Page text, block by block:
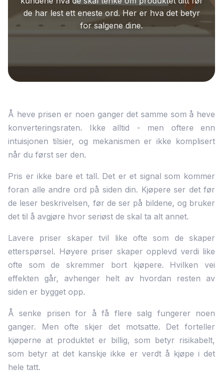
de har lest ett eneste ord. Her er hva det betyr
for salgene dine.
Å heve prisen er noen ganger det samme som å heve
konverteringsraten. Ikke alltid - men oftere enn
intuisjonen tilsier, og mekanismen er ikke komplisert
når du først ser den.
Pris er ikke bare et tall. Det er et signal som kommer
foran alle andre ord på siden din. Kjøpere ser det før
de leser beskrivelsen, før de ser på bildene, og bruker
det til å avgjøre hvor seriøst de skal ta alt annet.
Lavere priser skaper tvil like ofte som de skaper
etterspørsel. Høyere priser skaper opplevd verdi like
ofte som de skremmer bort kjøpere. Hvilken vei
effekten går, avhenger helt av hvordan resten av
siden er bygget opp.
Å senke prisen for å få flere salg fungerer noen
ganger. Men ofte skjer det motsatte. Det forteller
kjøperne at produktet er billig, som betyr risikabelt,
som betyr at det kanskje ikke er verdt å kjøpe i det
hele tatt.